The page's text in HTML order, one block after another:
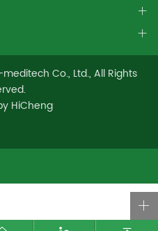
Co., Ltd., All Rights
HiCheng